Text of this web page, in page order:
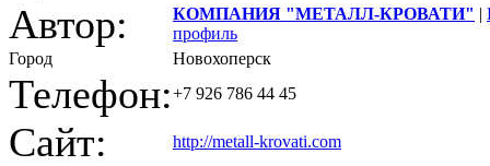
Автор: КОМПАНИЯ "МЕТАЛЛ-КРОВАТИ" |
профиль
Город
Новохоперск
Телефон:+7 926 786 44 45
Сайт: http://metall-krovati.com